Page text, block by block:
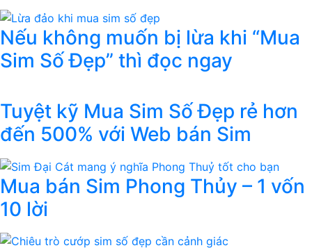
Nếu không muốn bị lừa khi “Mua
Sim Số Đẹp” thì đọc ngay
Tuyệt kỹ Mua Sim Số Đẹp rẻ hơn
đến 500% với Web bán Sim
Mua bán Sim Phong Thủy – 1 vốn
10 lời